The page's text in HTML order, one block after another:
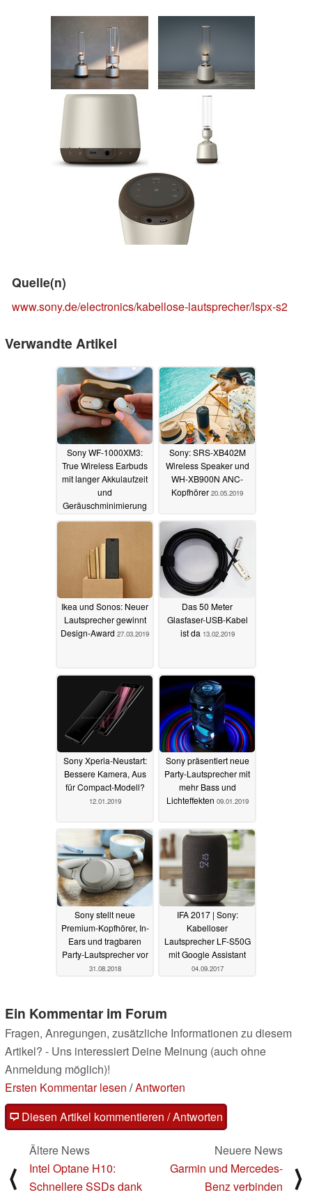
Quelle(n)
www.sony.de/electronics/kabellose-lautsprecher/lspx-s2
Verwandte Artikel
Sony WF-1000XM3:
True Wireless Earbuds
mit langer Akkulaufzeit
und
Geräuschminimierung
05.07.2019
Sony: SRS-XB402M
Wireless Speaker und
WH-XB900N ANC-
Kopfhörer 20.05.2019
Ikea und Sonos: Neuer
Lautsprecher gewinnt
Design-Award 27.03.2019
Das 50 Meter
Glasfaser-USB-Kabel
ist da 13.02.2019
Sony Xperia-Neustart:
Bessere Kamera, Aus
für Compact-Modell?
12.01.2019
Sony präsentiert neue
Party-Lautsprecher mit
mehr Bass und
Lichteffekten 09.01.2019
Sony stellt neue
Premium-Kopfhörer, In-
Ears und tragbaren
Party-Lautsprecher vor
31.08.2018
IFA 2017 | Sony:
Kabelloser
Lautsprecher LF-S50G
mit Google Assistant
04.09.2017
Ein Kommentar im Forum
Fragen, Anregungen, zusätzliche Informationen zu diesem
Artikel? - Uns interessiert Deine Meinung (auch ohne
Anmeldung möglich)!
Ersten Kommentar lesen /Antworten
Diesen Artikel kommentieren / Antworten
⟨
Ältere News
Intel Optane H10:
Schnellere SSDs dank
Neuere News
Garmin und Mercedes-
Benz verbinden
⟩